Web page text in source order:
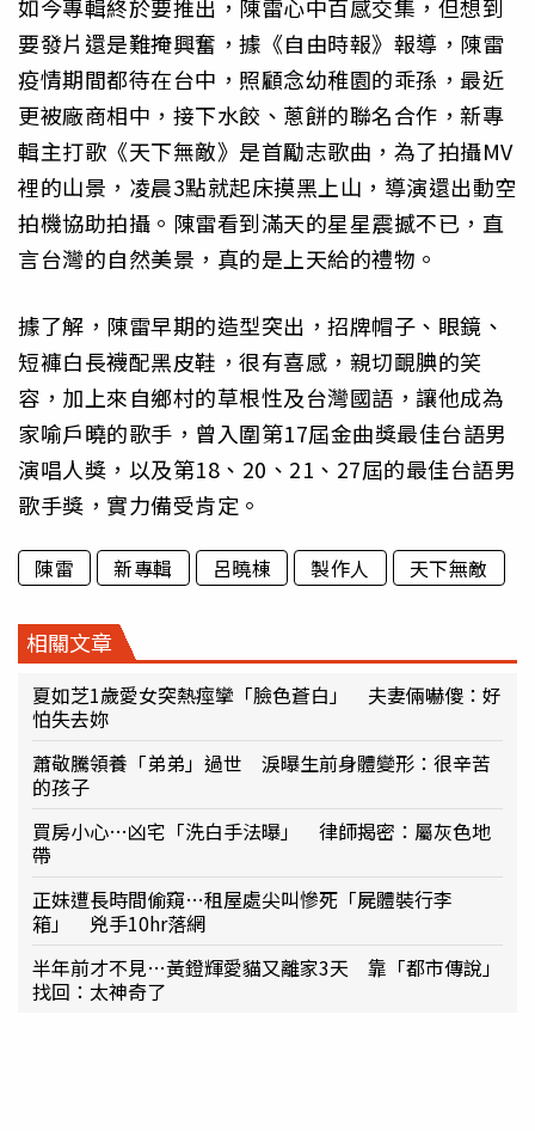
如今專輯終於要推出，陳雷心中百感交集，但想到
要發片還是難掩興奮，據《自由時報》報導，陳雷
疫情期間都待在台中，照顧念幼稚園的乖孫，最近
更被廠商相中，接下水餃、蔥餅的聯名合作，新專
輯主打歌《天下無敵》是首勵志歌曲，為了拍攝MV
裡的山景，凌晨3點就起床摸黑上山，導演還出動空
拍機協助拍攝。陳雷看到滿天的星星震撼不已，直
言台灣的自然美景，真的是上天給的禮物。
據了解，陳雷早期的造型突出，招牌帽子、眼鏡、
短褲白長襪配黑皮鞋，很有喜感，親切靦腆的笑
容，加上來自鄉村的草根性及台灣國語，讓他成為
家喻戶曉的歌手，曾入圍第17屆金曲獎最佳台語男
演唱人獎，以及第18、20、21、27屆的最佳台語男
歌手獎，實力備受肯定。
陳雷 新專輯 呂曉棟 製作人 天下無敵
相關文章
夏如芝1歲愛女突熱痙攣「臉色蒼白」 夫妻倆嚇傻：好
怕失去妳
蕭敬騰領養「弟弟」過世 淚曝生前身體變形：很辛苦
的孩子
買房小心…凶宅「洗白手法曝」 律師揭密：屬灰色地
帶
正妹遭長時間偷窺…租屋處尖叫慘死「屍體裝行李
箱」 兇手10hr落網
半年前才不見…黃鐙輝愛貓又離家3天 靠「都市傳說」
找回：太神奇了